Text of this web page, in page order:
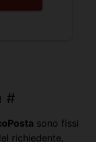
#
sono fissi
richiedente,